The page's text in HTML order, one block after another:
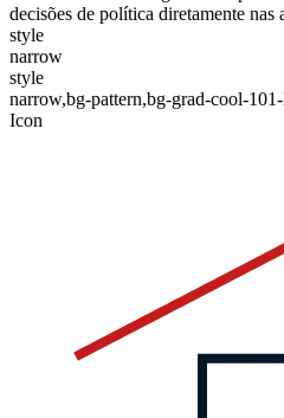
decisões de política diretamente nas
style
narrow
style
narrow,bg-pattern,bg-grad-cool-
Icon